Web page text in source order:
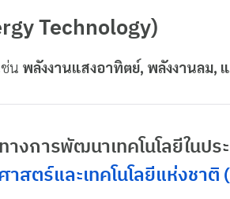
Technology)
น พลังงานแสงอาทิตย์, พลังงานลม,
งการพัฒนาเทคโนโลยีในปร
ตร์และเทคโนโลยีแห่งชาติ